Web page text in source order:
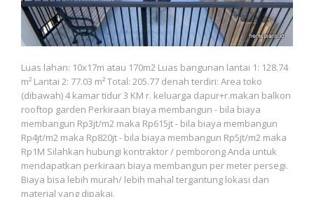
Luas lahan: 10x17m atau 170m2 Luas bangunan lantai 1: 128.74
m² Lantai 2: 77.03 m² Total: 205.77 denah terdiri: Area toko
(dibawah) 4 kamar tidur 3 KM r. keluarga dapur+r.makan balkon
rooftop garden Perkiraan biaya membangun - bila biaya
membangun Rp3jt/m2 maka Rp615jt - bila biaya membangun
Rp4jt/m2 maka Rp820jt - bila biaya membangun Rp5jt/m2 maka
Rp1M Silahkan hubungi kontraktor / pemborong Anda untuk
mendapatkan perkiraan biaya membangun per meter persegi.
Biaya bisa lebih murah/ lebih mahal tergantung lokasi dan
material yang dipakai.